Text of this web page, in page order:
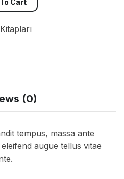
Cart
(0)
tempus, massa ante
augue tellus vitae